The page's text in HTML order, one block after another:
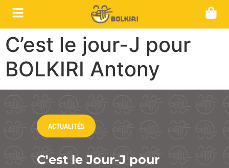
C’est le jour-J pour
BOLKIRI Antony
ACTUALITÉS
C'est le Jour-J pour